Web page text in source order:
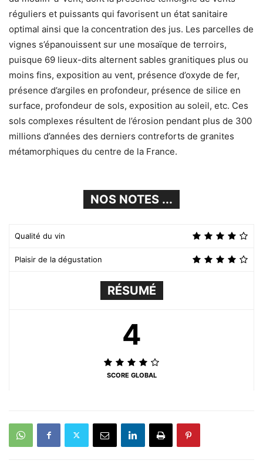
réguliers et puissants qui favorisent un état sanitaire
optimal ainsi que la concentration des jus. Les parcelles de
vignes s’épanouissent sur une mosaïque de terroirs,
puisque 69 lieux-dits alternent sables granitiques plus ou
moins fins, exposition au vent, présence d’oxyde de fer,
présence d’argiles en profondeur, présence de silice en
surface, profondeur de sols, exposition au soleil, etc. Ces
sols complexes résultent de l’érosion pendant plus de 300
millions d’années des derniers contreforts de granites
métamorphiques du centre de la France.
NOS NOTES ...
Qualité du vin
Plaisir de la dégustation
RÉSUMÉ
4
SCORE GLOBAL